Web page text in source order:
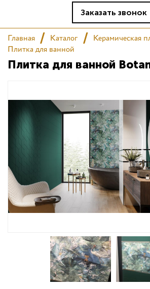
Салон
Сертификаты
Комплекс услуг
Контакты
Заказать звонок
Главная Каталог
Керамическая
Плитка для ванной
Плитка для ванной